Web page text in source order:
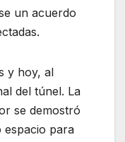
un acuerdo
y hoy, al
del túnel. La
se demostró
espacio para